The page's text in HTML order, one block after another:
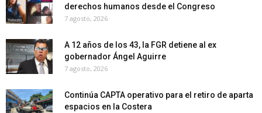
derechos humanos desde el Congreso
7 agosto, 2026
A 12 años de los 43, la FGR detiene al ex
gobernador Ángel Aguirre
7 agosto, 2026
Continúa CAPTA operativo para el retiro de aparta
espacios en la Costera